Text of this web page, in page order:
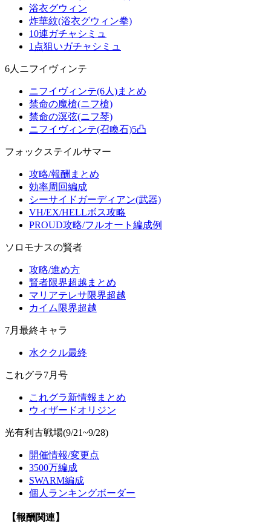
浴衣グウィン
炸華紋(浴衣グウィン拳)
10連ガチャシミュ
1点狙いガチャシミュ
6人ニフイヴィンテ
ニフイヴィンテ(6人)まとめ
禁命の魔槍(ニフ槍)
禁命の溟弦(ニフ琴)
ニフイヴィンテ(召喚石)5凸
フォックステイルサマー
攻略/報酬まとめ
効率周回編成
シーサイドガーディアン(武器)
VH/EX/HELLボス攻略
PROUD攻略/フルオート編成例
ソロモナスの賢者
攻略/進め方
賢者限界超越まとめ
マリアテレサ限界超越
カイム限界超越
7月最終キャラ
水ククル最終
これグラ7月号
これグラ新情報まとめ
ウィザードオリジン
光有利古戦場(9/21~9/28)
開催情報/変更点
3500万編成
SWARM編成
個人ランキングボーダー
【報酬関連】